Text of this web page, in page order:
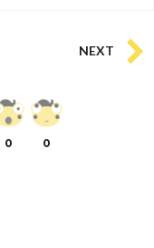
NEXT
0 0